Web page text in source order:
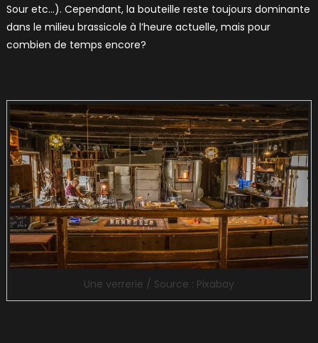
Sour etc…). Cependant, la bouteille reste toujours dominante
dans le milieu brassicole à l’heure actuelle, mais pour
combien de temps encore?
Une verrerie / Source : Pixabay